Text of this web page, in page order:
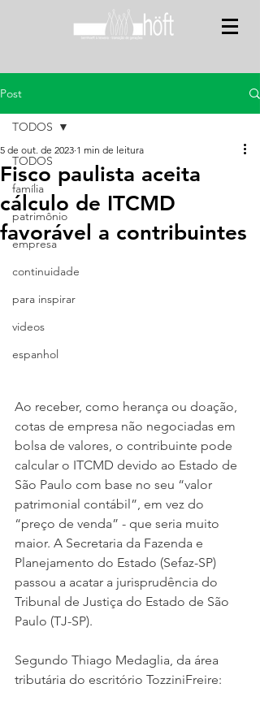
Post
TODOS
família
patrimônio
empresa
continuidade
para inspirar
videos
espanhol
TODOS
Fisco paulista aceita
cálculo de ITCMD
favorável a contribuintes
5 de out. de 2023 1 min de leitura
Ao receber, como herança ou doação,
cotas de empresa não negociadas em
bolsa de valores, o contribuinte pode
calcular o ITCMD devido ao Estado de
São Paulo com base no seu “valor
patrimonial contábil”, em vez do
“preço de venda” - que seria muito
maior. A Secretaria da Fazenda e
Planejamento do Estado (Sefaz-SP)
passou a acatar a jurisprudência do
Tribunal de Justiça do Estado de São
Paulo (TJ-SP).
Segundo Thiago Medaglia, da área
tributária do escritório TozziniFreire: